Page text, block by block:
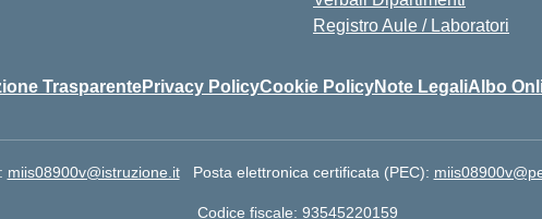
Registro Aule / Laboratori
TrasparentePrivacy PolicyCookie PolicyNote LegaliAlbo
miis08900v@istruzione.it Posta elettronica certificata (PEC):
Codice fiscale: 93545220159